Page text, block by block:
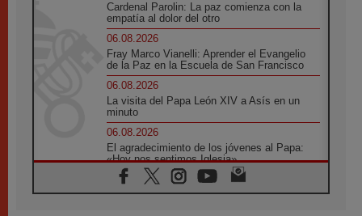
Cardenal Parolin: La paz comienza con la
empatía al dolor del otro
06.08.2026
Fray Marco Vianelli: Aprender el Evangelio
de la Paz en la Escuela de San Francisco
06.08.2026
La visita del Papa León XIV a Asís en un
minuto
06.08.2026
El agradecimiento de los jóvenes al Papa:
«Hoy nos sentimos Iglesia»
06.08.2026
Líbano: Reanudan los coloquios en Roma en